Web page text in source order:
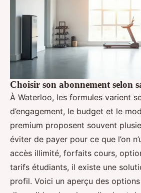
Choisir son abonnement selon
À Waterloo, les formules varient
d’engagement, le budget et le
premium proposent souvent
éviter de payer pour ce que l’on
accès illimité, forfaits cours,
tarifs étudiants, il existe une
profil. Voici un aperçu des